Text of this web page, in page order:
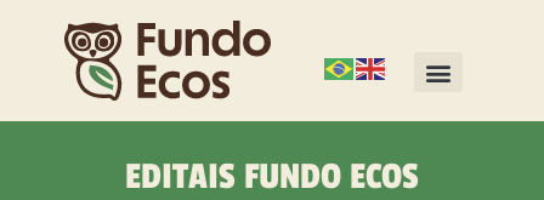
EDITAIS FUNDO ECOS